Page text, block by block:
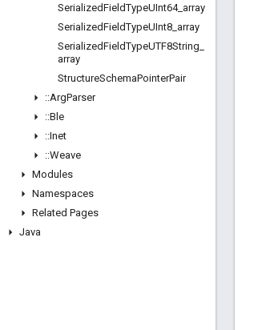
SerializedFieldTypeUInt64_ array
SerializedFieldTypeUInt8 array
SerializedFieldTypeUTF8String
array
StructureSchemaPointerPair
::ArgParser
::Ble
::Inet
::Weave
Modules
Namespaces
Related Pages
Java